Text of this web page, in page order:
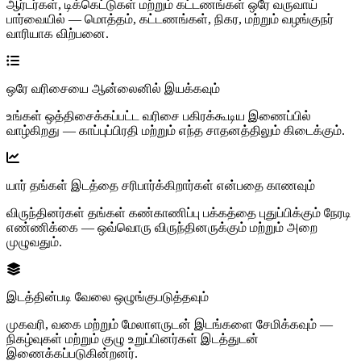
ஆர்டர்கள், டிக்கெட்டுகள் மற்றும் கட்டணங்கள் ஒரே வருவாய்
பார்வையில் — மொத்தம், கட்டணங்கள், நிகர, மற்றும் வழங்குநர்
வாரியாக விற்பனை.
ஒரே வரிசையை ஆன்லைனில் இயக்கவும்
உங்கள் ஒத்திசைக்கப்பட்ட வரிசை பகிரக்கூடிய இணைப்பில்
வாழ்கிறது — காப்புப்பிரதி மற்றும் எந்த சாதனத்திலும் கிடைக்கும்.
யார் தங்கள் இடத்தை சரிபார்க்கிறார்கள் என்பதை காணவும்
விருந்தினர்கள் தங்கள் கண்காணிப்பு பக்கத்தை புதுப்பிக்கும் நேரடி
எண்ணிக்கை — ஒவ்வொரு விருந்தினருக்கும் மற்றும் அறை
முழுவதும்.
இடத்தின்படி வேலை ஒழுங்குபடுத்தவும்
முகவரி, வகை மற்றும் மேலாளருடன் இடங்களை சேமிக்கவும் —
நிகழ்வுகள் மற்றும் குழு உறுப்பினர்கள் இடத்துடன்
இணைக்கப்படுகின்றனர்.